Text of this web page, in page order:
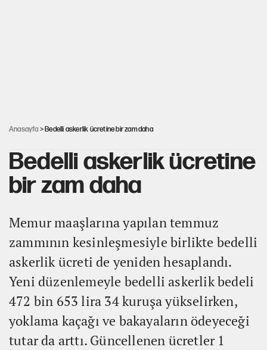
Anasayfa > Bedelli askerlik ücretine bir zam daha
Bedelli askerlik ücretine
bir zam daha
Memur maaşlarına yapılan temmuz
zammının kesinleşmesiyle birlikte bedelli
askerlik ücreti de yeniden hesaplandı.
Yeni düzenlemeyle bedelli askerlik bedeli
472 bin 653 lira 34 kuruşa yükselirken,
yoklama kaçağı ve bakayaların ödeyeceği
tutar da arttı. Güncellenen ücretler 1